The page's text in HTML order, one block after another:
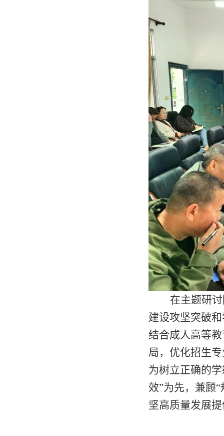
在主题研
建设攻坚突破
结合成人高等
局，优化招生
为树立正确的
效”为先，兼顾
坚高质量发展